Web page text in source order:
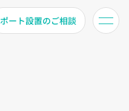
ポート設置のご相談